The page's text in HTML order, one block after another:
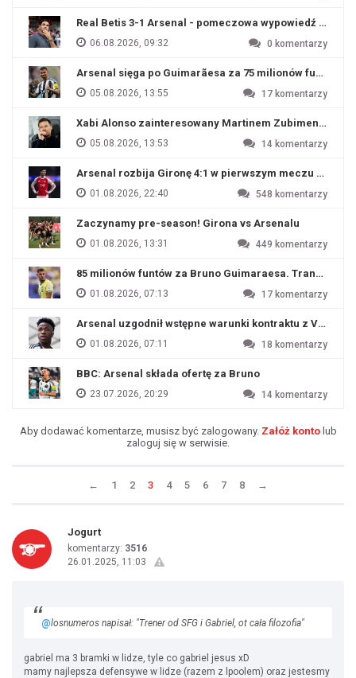
Real Betis 3-1 Arsenal - pomeczowa wypowiedź Artety
06.08.2026, 09:32 0 komentarzy
Arsenal sięga po Guimarãesa za 75 milionów funtów
05.08.2026, 13:55 17 komentarzy
Xabi Alonso zainteresowany Martinem Zubimendim
05.08.2026, 13:53 14 komentarzy
Arsenal rozbija Gironę 4:1 w pierwszym meczu
01.08.2026, 22:40 548 komentarzy
Zaczynamy pre-season! Girona vs Arsenalu
01.08.2026, 13:31 449 komentarzy
85 milionów funtów za Bruno Guimaraesa. Transfer
01.08.2026, 07:13 17 komentarzy
Arsenal uzgodnił wstępne warunki kontraktu z
01.08.2026, 07:11 18 komentarzy
BBC: Arsenal składa ofertę za Bruno
23.07.2026, 20:29 14 komentarzy
Aby dodawać komentarze, musisz być zalogowany. Załóż kontolub
zaloguj się w serwisie.
← 1 2 3 4 5 6 7 8 →
Jogurt
komentarzy: 3516
26.01.2025, 11:03
@losnumeros napisał: "Trener od SFG i Gabriel, ot cała filozofia"
gabriel ma 3 bramki w lidze, tyle co gabriel jesus xD
mamy najlepsza defensywe w lidze (razem z lpoolem) oraz jestesmy